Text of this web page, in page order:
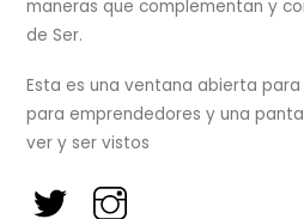
maneras que complementan y
de Ser.
Esta es una ventana abierta
para emprendedores y una
ver y ser vistos